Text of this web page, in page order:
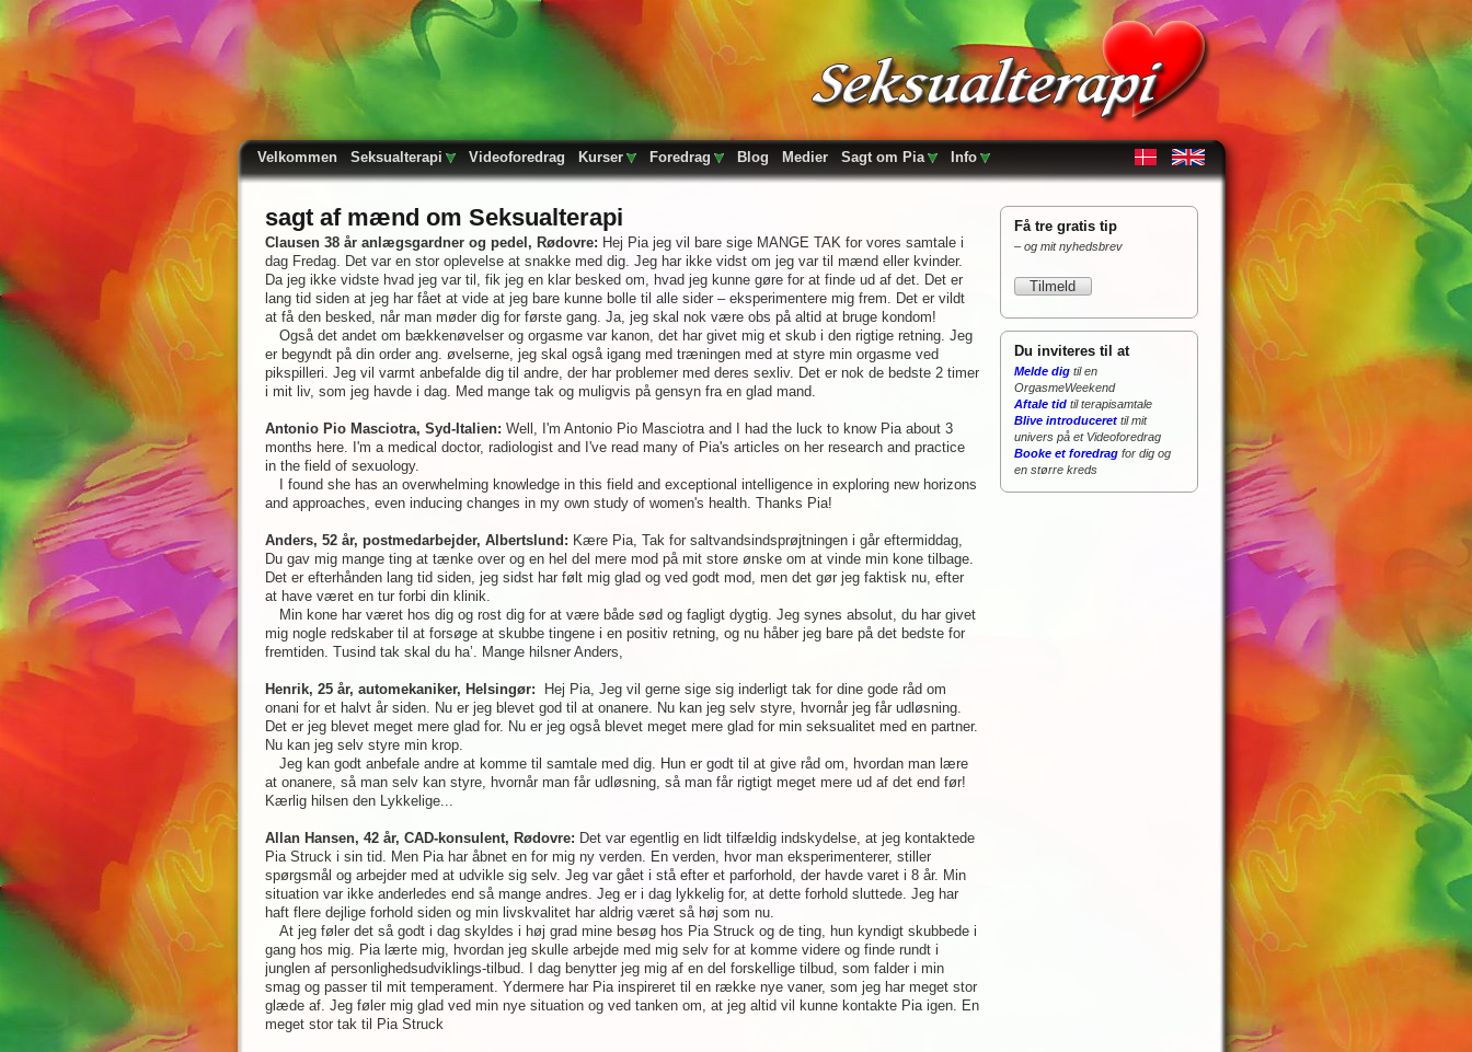
Velkommen Seksualterapi Videoforedrag Kurser Foredrag Blog Medier Sagt om Pia Info
sagt af mænd om Seksualterapi
Clausen 38 år anlægsgardner og pedel, Rødovre: Hej Pia jeg vil bare sige MANGE TAK for vores samtale i
dag Fredag. Det var en stor oplevelse at snakke med dig. Jeg har ikke vidst om jeg var til mænd eller kvinder.
Da jeg ikke vidste hvad jeg var til, fik jeg en klar besked om, hvad jeg kunne gøre for at finde ud af det. Det er
lang tid siden at jeg har fået at vide at jeg bare kunne bolle til alle sider – eksperimentere mig frem. Det er vildt
at få den besked, når man møder dig for første gang. Ja, jeg skal nok være obs på altid at bruge kondom!
Også det andet om bækkenøvelser og orgasme var kanon, det har givet mig et skub i den rigtige retning. Jeg
er begyndt på din order ang. øvelserne, jeg skal også igang med træningen med at styre min orgasme ved
pikspilleri. Jeg vil varmt anbefalde dig til andre, der har problemer med deres sexliv. Det er nok de bedste 2 timer
i mit liv, som jeg havde i dag. Med mange tak og muligvis på gensyn fra en glad mand.
Antonio Pio Masciotra, Syd-Italien: Well, I'm Antonio Pio Masciotra and I had the luck to know Pia about 3
months here. I'm a medical doctor, radiologist and I've read many of Pia's articles on her research and practice
in the field of sexuology.
I found she has an overwhelming knowledge in this field and exceptional intelligence in exploring new horizons
and approaches, even inducing changes in my own study of women's health. Thanks Pia!
Anders, 52 år, postmedarbejder, Albertslund: Kære Pia, Tak for saltvandsindsprøjtningen i går eftermiddag,
Du gav mig mange ting at tænke over og en hel del mere mod på mit store ønske om at vinde min kone tilbage.
Det er efterhånden lang tid siden, jeg sidst har følt mig glad og ved godt mod, men det gør jeg faktisk nu, efter
at have været en tur forbi din klinik.
Min kone har været hos dig og rost dig for at være både sød og fagligt dygtig. Jeg synes absolut, du har givet
mig nogle redskaber til at forsøge at skubbe tingene i en positiv retning, og nu håber jeg bare på det bedste for
fremtiden. Tusind tak skal du ha’. Mange hilsner Anders,
Henrik, 25 år, automekaniker, Helsingør: Hej Pia, Jeg vil gerne sige sig inderligt tak for dine gode råd om
onani for et halvt år siden. Nu er jeg blevet god til at onanere. Nu kan jeg selv styre, hvornår jeg får udløsning.
Det er jeg blevet meget mere glad for. Nu er jeg også blevet meget mere glad for min seksualitet med en partner.
Nu kan jeg selv styre min krop.
Jeg kan godt anbefale andre at komme til samtale med dig. Hun er godt til at give råd om, hvordan man lære
at onanere, så man selv kan styre, hvornår man får udløsning, så man får rigtigt meget mere ud af det end før!
Kærlig hilsen den Lykkelige...
Allan Hansen, 42 år, CAD-konsulent, Rødovre: Det var egentlig en lidt tilfældig indskydelse, at jeg kontaktede
Pia Struck i sin tid. Men Pia har åbnet en for mig ny verden. En verden, hvor man eksperimenterer, stiller
spørgsmål og arbejder med at udvikle sig selv. Jeg var gået i stå efter et parforhold, der havde varet i 8 år. Min
situation var ikke anderledes end så mange andres. Jeg er i dag lykkelig for, at dette forhold sluttede. Jeg har
haft flere dejlige forhold siden og min livskvalitet har aldrig været så høj som nu.
At jeg føler det så godt i dag skyldes i høj grad mine besøg hos Pia Struck og de ting, hun kyndigt skubbede i
gang hos mig. Pia lærte mig, hvordan jeg skulle arbejde med mig selv for at komme videre og finde rundt i
junglen af personlighedsudviklings-tilbud. I dag benytter jeg mig af en del forskellige tilbud, som falder i min
smag og passer til mit temperament. Ydermere har Pia inspireret til en række nye vaner, som jeg har meget stor
glæde af. Jeg føler mig glad ved min nye situation og ved tanken om, at jeg altid vil kunne kontakte Pia igen. En
meget stor tak til Pia Struck
Få tre gratis tip
– og mit nyhedsbrev
Du inviteres til at
Melde dig til en
OrgasmeWeekend
Aftale tid til terapisamtale
Blive introduceret til mit
univers på et Videoforedrag
Booke et foredrag for dig og
en større kreds